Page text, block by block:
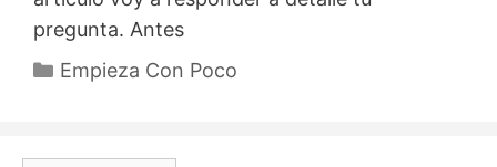
pregunta. Antes
Categorías
Empieza Con Poco